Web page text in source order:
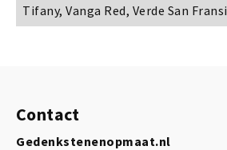
Tifany, Vanga Red, Verde San
Contact
Gedenkstenenopmaat.nl